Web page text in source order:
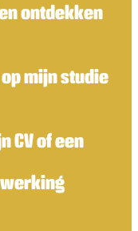
ontdekken
mijn studie
CV of een